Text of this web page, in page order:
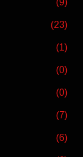
(23)
(1)
(0)
(0)
(7)
(6)